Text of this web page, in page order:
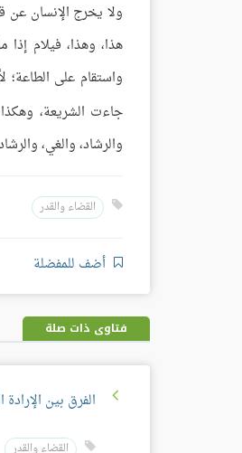
ولا يخرج الإنسان عن
هذا، وهذا، فيلام إذا
واستقام على الطاعة؛
جاءت الشريعة،
والرشاد، والغي،
القضاء والقدر
أضف للمفضلة
فتاوى ذات صلة
الفرق بين الإرادة
القضاء والقدر